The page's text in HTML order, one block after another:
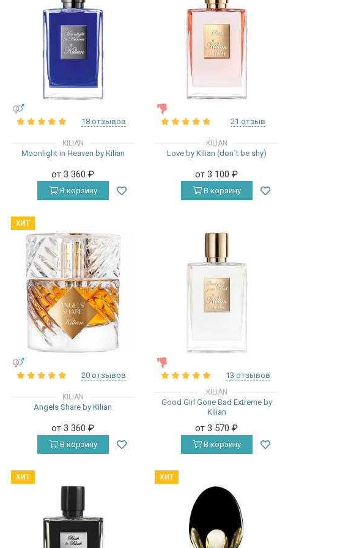
18 отзывов
KILIAN
Moonlight in Heaven by Kilian
от 3 360₽
В корзину
21 отзыв
KILIAN
Love by Kilian (don`t be shy)
от 3 100₽
В корзину
ХИТ
20 отзывов
KILIAN
Angels Share by Kilian
от 3 360₽
В корзину
13 отзывов
KILIAN
Good Girl Gone Bad Extreme by
Kilian
от 3 570₽
В корзину
ХИТ ХИТ